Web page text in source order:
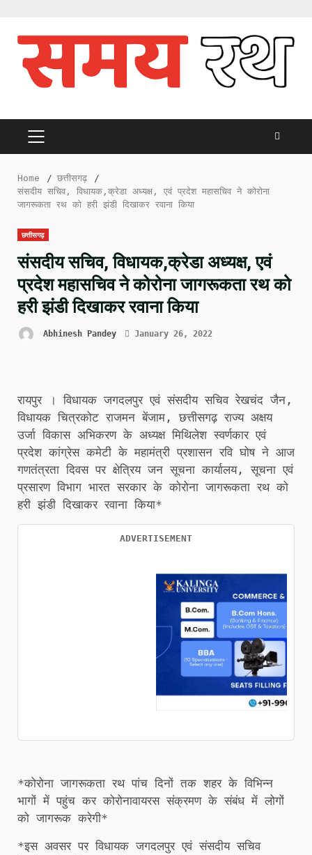
content
PRIMARY
Home
छत्तीसगढ़
संसदीय सचिव, विधायक,क्रेडा अध्यक्ष, एवं प्रदेश महासचिव ने कोरोना
जागरूकता रथ को हरी झंडी दिखाकर रवाना किया
छत्तीसगढ़
संसदीय सचिव, विधायक,क्रेडा अध्यक्ष, एवं
प्रदेश महासचिव ने कोरोना जागरूकता रथ को
हरी झंडी दिखाकर रवाना किया
Abhinesh Pandey January 26, 2022
रायपुर । विधायक जगदलपुर एवं संसदीय सचिव रेखचंद जैन,
विधायक चित्रकोट राजमन बेंजाम, छत्तीसगढ़ राज्य अक्षय
उर्जा विकास अभिकरण के अध्यक्ष मिथिलेश स्वर्णकार एवं
प्रदेश कांग्रेस कमेटी के महामंत्री प्रशासन रवि घोष ने आज
गणतंत्रता दिवस पर क्षेत्रिय जन सूचना कार्यालय, सूचना एवं
प्रसारण विभाग भारत सरकार के कोरोना जागरूकता रथ को
हरी झंडी दिखाकर रवाना किया*
ADVERTISEMENT
*कोरोना जागरूकता रथ पांच दिनों तक शहर के विभिन्न
भागों में पहुंच कर कोरोनावायरस संक्रमण के संबंध में लोगों
को जागरूक करेगी*
*इस अवसर पर विधायक जगदलपुर एवं संसदीय सचिव